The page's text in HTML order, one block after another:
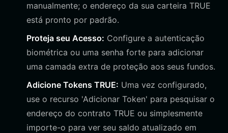
manualmente; o endereço da sua carteira TRUE
está pronto por padrão.
Proteja seu Acesso: Configure a autenticação
biométrica ou uma senha forte para adicionar
uma camada extra de proteção aos seus fundos.
Adicione Tokens TRUE: Uma vez configurado,
use o recurso 'Adicionar Token' para pesquisar o
endereço do contrato TRUE ou simplesmente
importe-o para ver seu saldo atualizado em